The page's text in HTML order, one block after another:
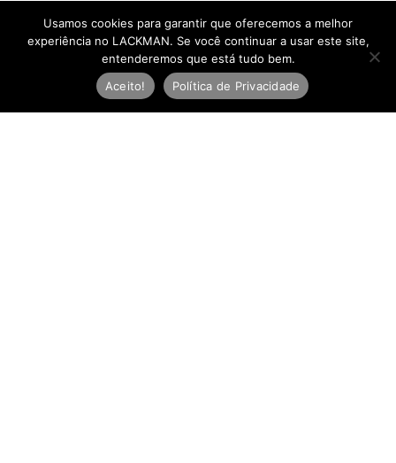
Usamos cookies para garantir que oferecemos a melhor
experiência no LACKMAN. Se você continuar a usar este site,
entenderemos que está tudo bem.
Aceito!
Política de Privacidade